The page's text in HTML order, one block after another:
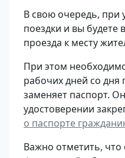
В свою очередь, при
поездки и вы будете
проезда к месту
При этом
рабочих дней со дня
заменяет паспорт.
удостоверении
о паспорте
Важно отметить, что